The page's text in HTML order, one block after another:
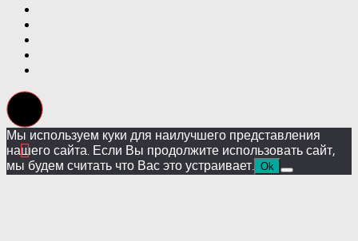
Мы используем куки для наилучшего представления
нашего сайта. Если Вы продолжите использовать сайт,
мы будем считать что Вас это устраивает. Ok